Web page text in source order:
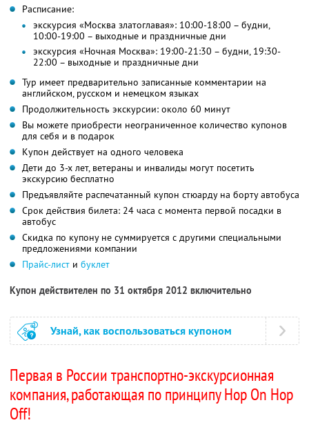
Расписание:
экскурсия «Москва златоглавая»: 10:00-18:00 – будни,
10:00-19:00 – выходные и праздничные дни
экскурсия «Ночная Москва»: 19:00-21:30 – будни, 19:30-
22:00 – выходные и праздничные дни
Тур имеет предварительно записанные комментарии на
английском, русском и немецком языках
Продолжительность экскурсии: около 60 минут
Вы можете приобрести неограниченное количество купонов
для себя и в подарок
Купон действует на одного человека
Дети до 3-х лет, ветераны и инвалиды могут посетить
экскурсию бесплатно
Предъявляйте распечатанный купон стюарду на борту автобуса
Срок действия билета: 24 часа с момента первой посадки в
автобус
Скидка по купону не суммируется с другими специальными
предложениями компании
Прайс-лист и буклет
Купон действителен по 31 октября 2012 включительно
Узнай, как воспользоваться купоном
Первая в России транспортно-экскурсионная
компания, работающая по принципу Hop On Hop
Off!